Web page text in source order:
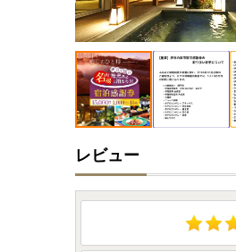
レビュー